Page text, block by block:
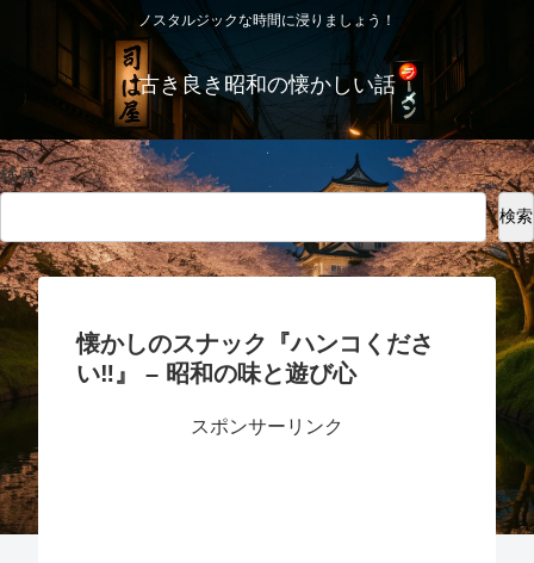
ノスタルジックな時間に浸りましょう！
古き良き昭和の懐かしい話
検索
検索
懐かしのスナック『ハンコくださ
い‼』 – 昭和の味と遊び心
スポンサーリンク